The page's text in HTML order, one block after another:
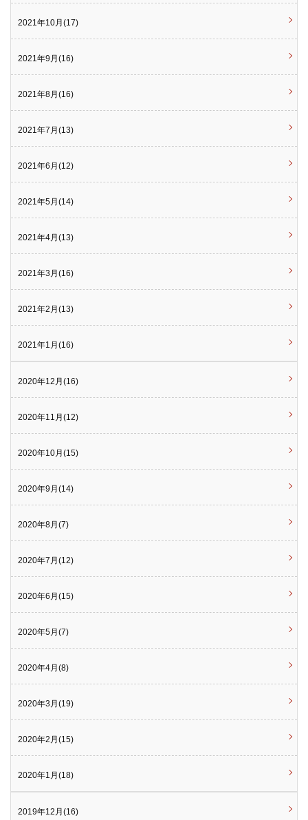
2021年10月(17)
2021年9月(16)
2021年8月(16)
2021年7月(13)
2021年6月(12)
2021年5月(14)
2021年4月(13)
2021年3月(16)
2021年2月(13)
2021年1月(16)
2020年12月(16)
2020年11月(12)
2020年10月(15)
2020年9月(14)
2020年8月(7)
2020年7月(12)
2020年6月(15)
2020年5月(7)
2020年4月(8)
2020年3月(19)
2020年2月(15)
2020年1月(18)
2019年12月(16)